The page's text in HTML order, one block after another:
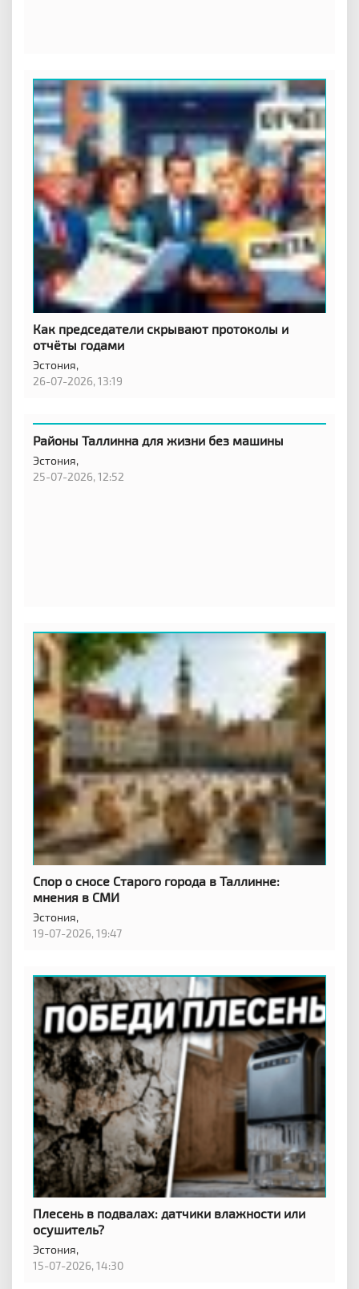
Как председатели скрывают протоколы и
отчёты годами
Эстония,
26-07-2026, 13:19
Районы Таллинна для жизни без машины
Эстония,
25-07-2026, 12:52
Спор о сносе Старого города в Таллинне:
мнения в СМИ
Эстония,
19-07-2026, 19:47
Плесень в подвалах: датчики влажности или
осушитель?
Эстония,
15-07-2026, 14:30